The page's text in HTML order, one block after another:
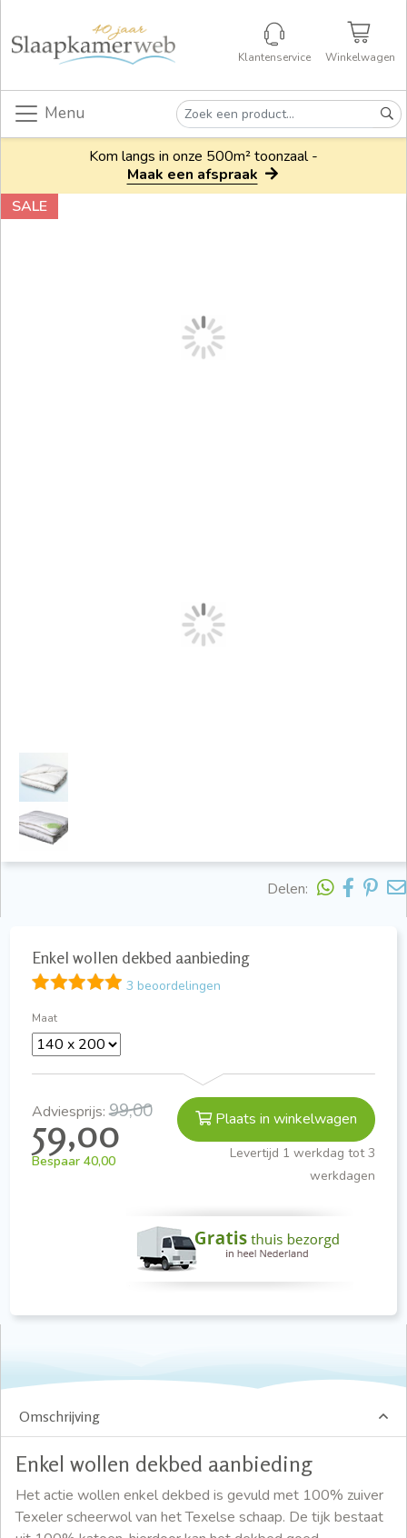
Klantenservice Winkelwagen
Menu
Kom langs in onze 500m² toonzaal -
Maak een afspraak
SALE
Delen:
Enkel wollen dekbed aanbieding
3 beoordelingen
Maat
Adviesprijs: 99,00
59,00
Bespaar 40,00
Plaats in winkelwagen
Levertijd 1 werkdag tot 3
werkdagen
Omschrijving
Enkel wollen dekbed aanbieding
Het actie wollen enkel dekbed is gevuld met 100% zuiver
Texeler scheerwol van het Texelse schaap. De tijk bestaat